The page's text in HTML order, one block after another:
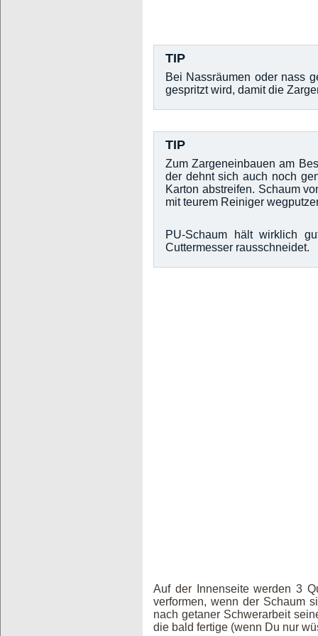
TIP
Bei Nassräumen oder nass
gespritzt wird, damit die
TIP
Zum Zargeneinbauen am
der dehnt sich auch noch
Karton abstreifen. Schaum
mit teurem Reiniger
PU-Schaum hält wirklich
Cuttermesser rausschneidet.
Auf der Innenseite werden 3
verformen, wenn der Schaum
nach getaner Schwerarbeit
die bald fertige (wenn Du nur